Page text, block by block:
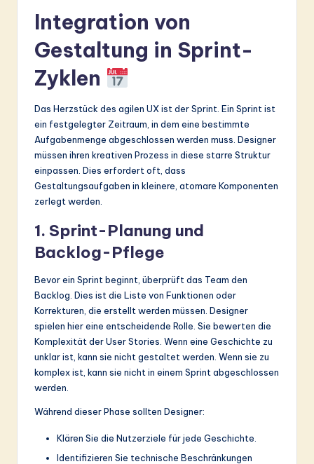
Integration von
Gestaltung in Sprint-
Zyklen
Das Herzstück des agilen UX ist der Sprint. Ein Sprint ist
ein festgelegter Zeitraum, in dem eine bestimmte
Aufgabenmenge abgeschlossen werden muss. Designer
müssen ihren kreativen Prozess in diese starre Struktur
einpassen. Dies erfordert oft, dass
Gestaltungsaufgaben in kleinere, atomare Komponenten
zerlegt werden.
1. Sprint-Planung und
Backlog-Pflege
Bevor ein Sprint beginnt, überprüft das Team den
Backlog. Dies ist die Liste von Funktionen oder
Korrekturen, die erstellt werden müssen. Designer
spielen hier eine entscheidende Rolle. Sie bewerten die
Komplexität der User Stories. Wenn eine Geschichte zu
unklar ist, kann sie nicht gestaltet werden. Wenn sie zu
komplex ist, kann sie nicht in einem Sprint abgeschlossen
werden.
Während dieser Phase sollten Designer:
Klären Sie die Nutzerziele für jede Geschichte.
Identifizieren Sie technische Beschränkungen